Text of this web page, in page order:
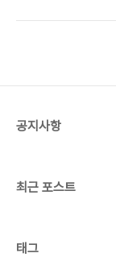
10월 10일(토) 오후 1시에
공지사항
최근 포스트
태그